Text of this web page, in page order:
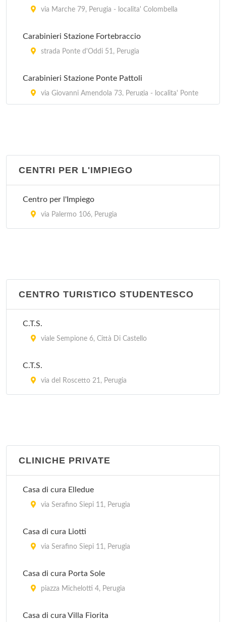
via Marche 79, Perugia - localita' Colombella
Carabinieri Stazione Fortebraccio
strada Ponte d'Oddi 51, Perugia
Carabinieri Stazione Ponte Pattoli
via Giovanni Amendola 73, Perugia - localita' Ponte
Pattoli
CENTRI PER L'IMPIEGO
Centro per l'Impiego
via Palermo 106, Perugia
CENTRO TURISTICO STUDENTESCO
C.T.S.
viale Sempione 6, Città Di Castello
C.T.S.
via del Roscetto 21, Perugia
CLINICHE PRIVATE
Casa di cura Elledue
via Serafino Siepi 11, Perugia
Casa di cura Liotti
via Serafino Siepi 11, Perugia
Casa di cura Porta Sole
piazza Michelotti 4, Perugia
Casa di cura Villa Fiorita